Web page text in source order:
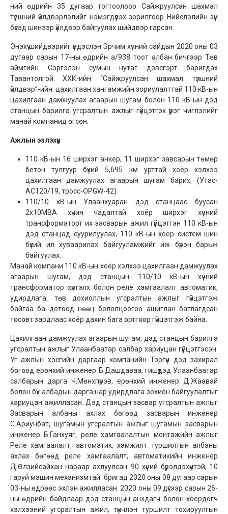
ний өдрийн 35 дугаар тогтоолоор Сайжруулсан шахмал
түлшний үйлдвэрлэлийг нэмэгдүүлэх зорилгоор Нийслэлийн зүүн
бүсэд шинээр үйлдвэр байгуулах шийдвэр гарсан.
Энэхүү шийдвэрийг үндэслэн Эрчим хүчний сайдын 2020 оны 03
дугаар сарын 17-ны өдрийн а/938 тоот албан бичгээр Төв
аймгийн Сэргэлэн сумын нутаг дэвсгэрт баригдах
Тавантолгой ХХК-ийн “Сайжруулсан шахмал түлшний
үйлдвэр”-ийн цахилгаан хангамжийн зориулалттай 110 кВ-ын
цахилгаан дамжуулах агаарын шугам болон 110 кВ-ын дэд
станцын барилга угсралтын ажлыг гүйцэтгэх үүрэг чиглэлийг
манай компанид өгсөн.
Ажлын эзлэхүүн
110 кВ-ын 16 ширхэг анкер, 11 ширхэг завсарын төмөр
бетон тулгуур бүхий 5,695 км урттай хоёр хэлхээ
цахилгаан дамжуулах агаарын шугам барих, (Утас-
АС120/19, тросс-OPGW-42)
110/10 кВ-ын Улаанхуаран дэд станцаас буусан
2x10МВА хүчин чадалтай хоёр ширхэг хүчний
трансформаторт их засварын ажил гүйцэтгэн 110 кВ-ын
дэд станцад суурилуулах, 110 кВ-ын хоёр систем шин
бүхий ил хуваарилах байгууламжийг иж бүрэн барьж
байгуулах.
Манай компани 110 кВ-ын хоёр хэлхээ цахилгаан дамжуулах
агаарын шугам, дэд станцын 110/10 кВ-ын хүчний
трансформатор хүртэлх болон реле хамгаалалт автоматик,
удирдлага, төв дохиоллын угсралтын ажлыг гүйцэтгэж
байгаа ба дотоод нөөц бололцоогоо ашиглан батлагдсан
төсөвт зардлаас хоёр дахин бага өртгөөр гүйцэтгэж байна.
Цахилгаан дамжуулах агаарын шугам, дэд станцын барилга
угсралтын ажлыг Улаанбаатар салбар хариуцан гүйцэтгэсэн.
Уг ажлын хэсгийн даргаар компанийн Тэргүүн дэд захирал
бөгөөд ерөнхий инженер Б.Дашдаваа, гишүүдэд Улаанбаатар
салбарын дарга Ч.Мөнхпүрэв, ерөнхий инженер Д.Жаавай
болон бүх албадын дарга нар удирдлага зохион байгуулалтыг
хариуцан ажилласан. Дэд станцын засвар угсралтын ажлыг
Засварын албаны ахлах бөгөөд засварын инженер
С.Ариунбат, шугамын угсралтын ажлыг шугамын засварын
инженер Б.Ганхуяг, реле хамгаалалтын монтажийн ажлыг
Реле хамгаалалт, автоматик, хэмжилт туршилтын албаны
ахлах бөгөөд реле хамгаалалт, автоматикийн инженер
Д.Өлзийсайхан нараар ахлуулсан 90 хүний бүрэлдэхүүнтэй, 10
гаруй машин механизмтай бригад 2020 оны 08 дугаар сарын
03-ны өдрөөс эхлэн ажилласан. 2020 оны 09 дүгээр сарын 26-
ны өдрийн байдлаар дэд станцын анхдагч болон хоёрдогч
хэлхээний угсралтын ажил, түүнчлэн туршилт тохируулгын